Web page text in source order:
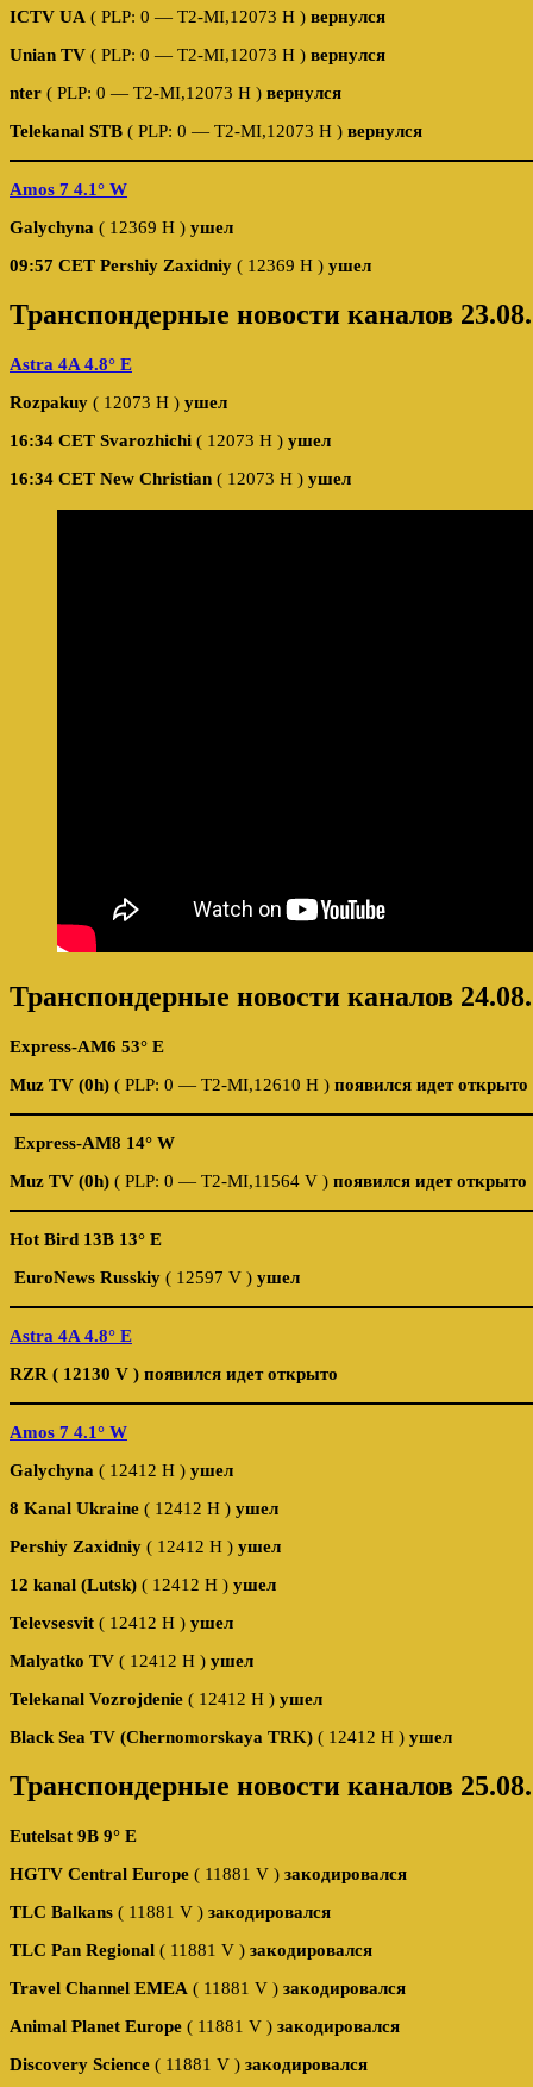
ICTV UA ( PLP: 0 — T2-MI,12073 H ) вернулся
Unian TV ( PLP: 0 — T2-MI,12073 H ) вернулся
nter ( PLP: 0 — T2-MI,12073 H ) вернулся
Telekanal STB ( PLP: 0 — T2-MI,12073 H ) вернулся
Amos 7 4.1° W
Galychyna ( 12369 H ) ушел
09:57 CET Pershiy Zaxidniy ( 12369 H ) ушел
Транспондерные новости каналов
Astra 4A 4.8° E
Rozpakuy ( 12073 H ) ушел
16:34 CET Svarozhichi ( 12073 H ) ушел
16:34 CET New Christian ( 12073 H ) ушел
Транспондерные новости каналов
Express-AM6 53° E
Muz TV (0h) ( PLP: 0 — T2-MI,12610 Н ) появился идет открыто
Express-AM8 14° W
Muz TV (0h) ( PLP: 0 — T2-MI,11564 V ) появился идет открыто
Hot Bird 13B 13° E
EuroNews Russkiy ( 12597 V ) ушел
Astra 4A 4.8° E
RZR ( 12130 V ) появился идет открыто
Amos 7 4.1° W
Galychyna ( 12412 Н ) ушел
8 Kanal Ukraine ( 12412 Н ) ушел
Pershiy Zaxidniy ( 12412 Н ) ушел
12 kanal (Lutsk) ( 12412 Н ) ушел
Televsesvit ( 12412 Н ) ушел
Malyatko TV ( 12412 Н ) ушел
Telekanal Vozrojdenie ( 12412 Н ) ушел
Black Sea TV (Chernomorskaya TRK) ( 12412 Н ) ушел
Транспондерные новости каналов
Eutelsat 9B 9° E
HGTV Central Europe ( 11881 V ) закодировался
TLC Balkans ( 11881 V ) закодировался
TLC Pan Regional ( 11881 V ) закодировался
Travel Channel EMEA ( 11881 V ) закодировался
Animal Planet Europe ( 11881 V ) закодировался
Discovery Science ( 11881 V ) закодировался